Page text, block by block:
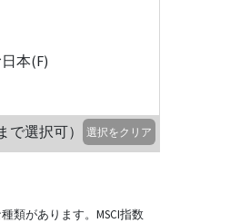
本(F)
選択可） 選択をクリア
類があります。MSCI指数